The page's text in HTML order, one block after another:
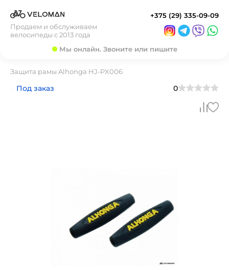
Продаем и обслуживаем
велосипеды с 2013 года
+375 (29) 335-09-09
Мы онлайн. Звоните или пишите
Защита рамы Alhonga HJ-PX006
Под заказ 0